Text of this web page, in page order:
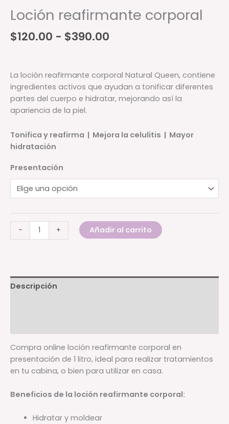
Loción reafirmante corporal
$120.00 - $390.00
desde
$120.00
hasta
$390.00
La loción reafirmante corporal Natural Queen, contiene
ingredientes activos que ayudan a tonificar diferentes
partes del cuerpo e hidratar, mejorando así la
apariencia de la piel.
Tonifica y reafirma | Mejora la celulitis | Mayor
hidratación
Presentación
-
reafirmante
+ Añadir al carrito
Descripción
Compra online loción reafirmante corporal en
presentación de 1 litro, ideal para realizar tratamientos
en tu cabina, o bien para utilizar en casa.
Beneficios de la loción reafirmante corporal:
Hidratar y moldear